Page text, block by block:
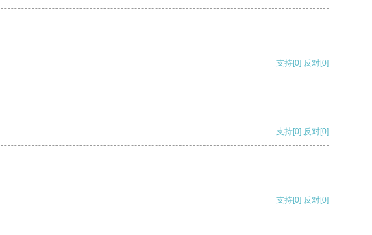
支持[0] 反对[0]
支持[0] 反对[0]
支持[0] 反对[0]